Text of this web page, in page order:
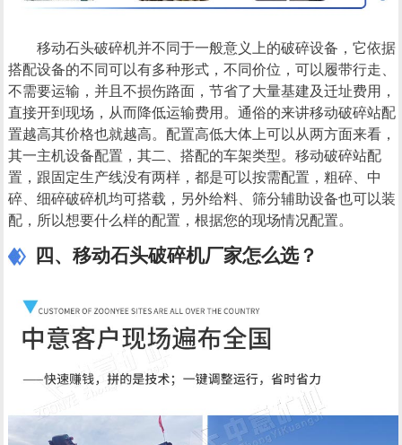
移动石头破碎机并不同于一般意义上的破碎设备，它依据
搭配设备的不同可以有多种形式，不同价位，可以履带行走、
不需要运输，并且不损伤路面，节省了大量基建及迁址费用，
直接开到现场，从而降低运输费用。通俗的来讲移动破碎站配
置越高其价格也就越高。配置高低大体上可以从两方面来看，
其一主机设备配置，其二、搭配的车架类型。移动破碎站配
置，跟固定生产线没有两样，都是可以按需配置，粗碎、中
碎、细碎破碎机均可搭载，另外给料、筛分辅助设备也可以装
配，所以想要什么样的配置，根据您的现场情况配置。
四、移动石头破碎机厂家怎么选？